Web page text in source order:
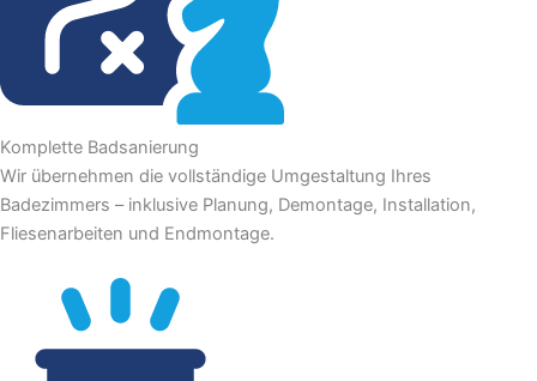
Komplette Badsanierung
Wir übernehmen die vollständige Umgestaltung Ihres
Badezimmers – inklusive Planung, Demontage, Installation,
Fliesenarbeiten und Endmontage.